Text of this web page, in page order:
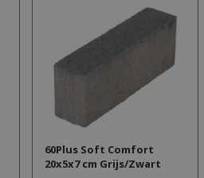
60Plus Soft Comfort
20x5x7 cm Grijs/Zwart